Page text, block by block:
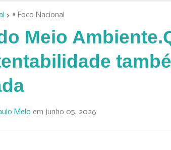
# Foco Nacional
Meio
Melo em junho 05, 2026